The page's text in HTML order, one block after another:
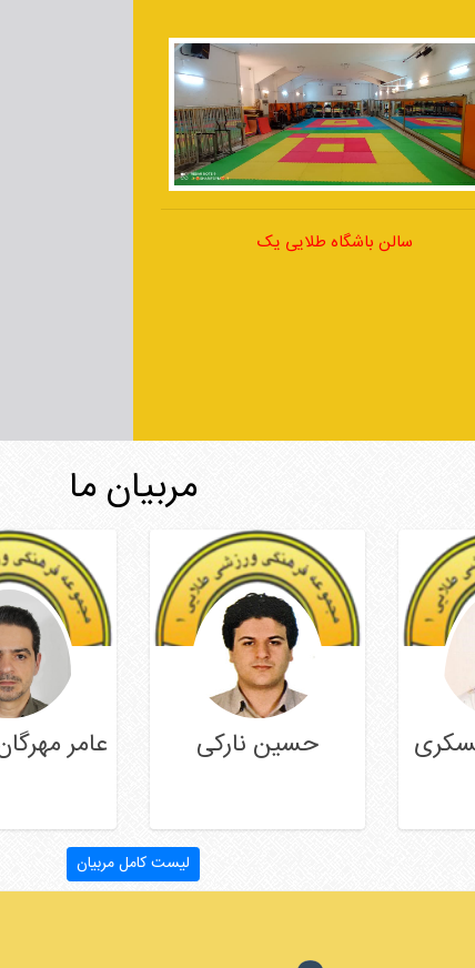
سالن باشگاه طلایی یک
مربیان ما
حسین نارکی
حسین نارکی
مربی هاپکیدو و ساندا
ادامه مطلب
عامر
عامر
مربی بدنساز
ادامه
لیست کامل مربیان